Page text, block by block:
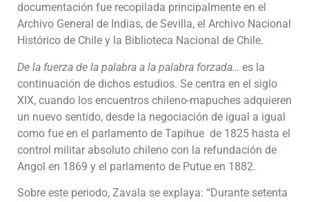
documentación fue recopilada principalmente en el
Archivo General de Indias, de Sevilla, el Archivo Nacional
Histórico de Chile y la Biblioteca Nacional de Chile.
De la fuerza de la palabra a la palabra forzada… es la
continuación de dichos estudios. Se centra en el siglo
XIX, cuando los encuentros chileno-mapuches adquieren
un nuevo sentido, desde la negociación de igual a igual
como fue en el parlamento de Tapihue de 1825 hasta el
control militar absoluto chileno con la refundación de
Angol en 1869 y el parlamento de Putue en 1882.
Sobre este periodo, Zavala se explaya: “Durante setenta